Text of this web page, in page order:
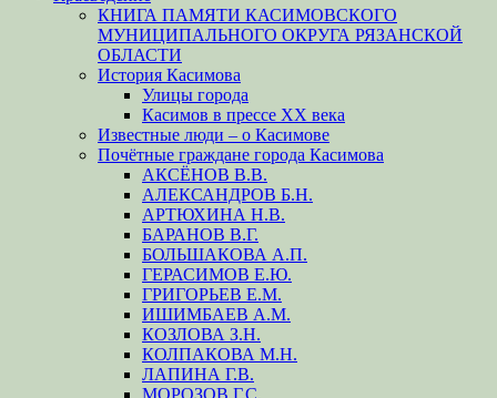
КНИГА ПАМЯТИ КАСИМОВСКОГО
МУНИЦИПАЛЬНОГО ОКРУГА РЯЗАНСКОЙ
ОБЛАСТИ
История Касимова
Улицы города
Касимов в прессе XX века
Известные люди – о Касимове
Почётные граждане города Касимова
АКСЁНОВ В.В.
АЛЕКСАНДРОВ Б.Н.
АРТЮХИНА Н.В.
БАРАНОВ В.Г.
БОЛЬШАКОВА А.П.
ГЕРАСИМОВ Е.Ю.
ГРИГОРЬЕВ Е.М.
ИШИМБАЕВ А.М.
КОЗЛОВА З.Н.
КОЛПАКОВА М.Н.
ЛАПИНА Г.В.
МОРОЗОВ Г.С.